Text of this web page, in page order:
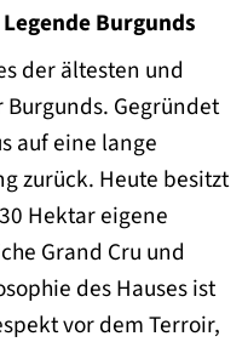
Burgunds
der ältesten und
Gegründet
auf eine lange
zurück. Heute besitzt
Hektar eigene
Grand Cru und
des Hauses ist
vor dem Terroir,